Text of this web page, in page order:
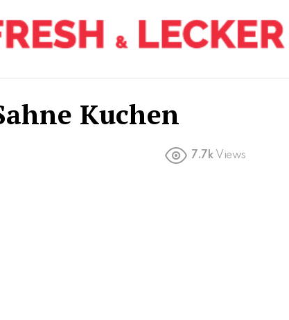
Kuchen
7.7k Views